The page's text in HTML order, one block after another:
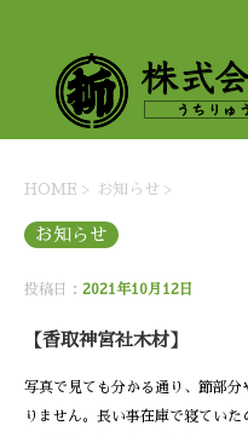
HOME > お知らせ >
お知らせ
投稿日： 2021年10月12日
【香取神宮社木材】
写真で見ても分かる通り、節部
りません。長い事在庫で寝てい